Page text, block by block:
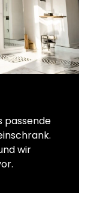
passende
wir